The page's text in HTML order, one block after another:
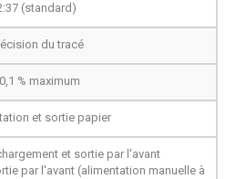
(standard)
du tracé
% maximum
et sortie papier
et sortie par l'avant
par l'avant (alimentation manuelle à